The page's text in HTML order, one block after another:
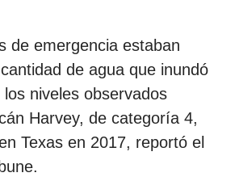
de emergencia estaban
de agua que inundó
niveles observados
Harvey, de categoría 4,
Texas en 2017, reportó el